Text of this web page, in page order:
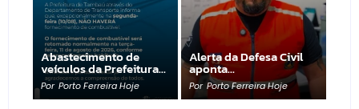
Abastecimento de
veículos da Prefeitura…
Por Porto Ferreira Hoje
Alerta da Defesa Civil
aponta…
Por Porto Ferreira Hoje